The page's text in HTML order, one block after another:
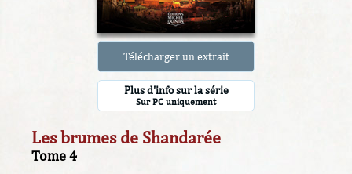
Télécharger un extrait
Plus d'info sur la série
Sur PC uniquement
Les brumes de Shandarée
Tome 4